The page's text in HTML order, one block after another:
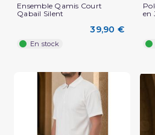
Ensemble Qamis Court
Qabail Silent
39,90 €
En stock
en